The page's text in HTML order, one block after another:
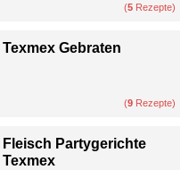
(5 Rezepte)
Texmex Gebraten
(9 Rezepte)
Fleisch Partygerichte
Texmex